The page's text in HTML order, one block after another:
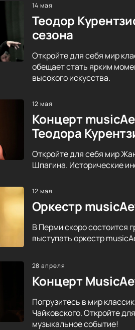
14 мая
Теодор
сезона
Откройте для себя мир
обещает стать ярким
высокого искусства.
12 мая
Концерт
Теодора
Откройте для себя мир
Шпагина. Исторические
12 мая
Оркестр
В Перми скоро состоится
выступать оркестр
28 апреля
Концерт
Погрузитесь в мир
Чайковского. Откройте
музыкальное событие!